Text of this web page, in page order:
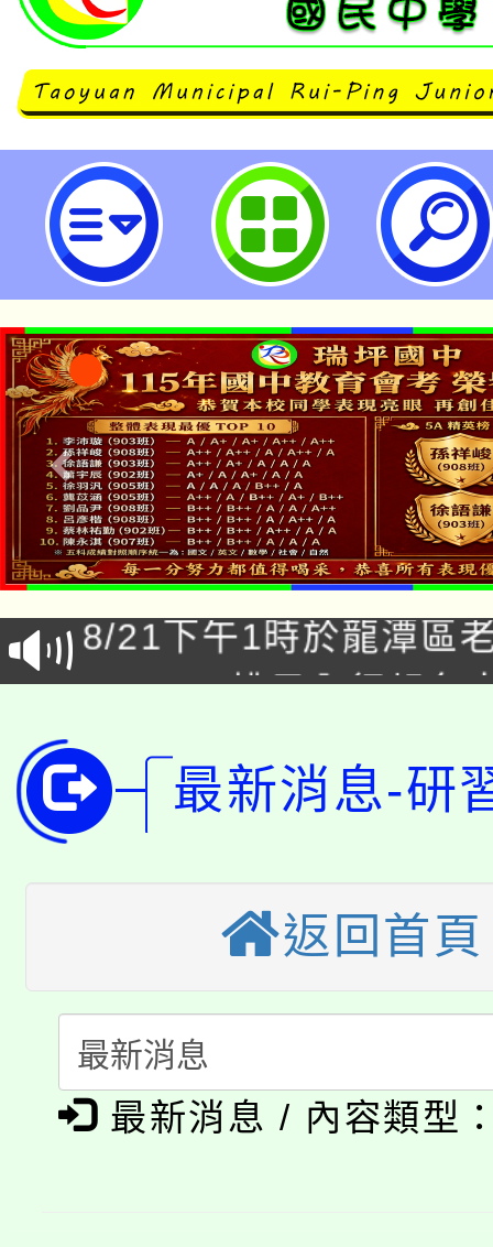
大成自造教育及科技中心辦理114
習-桃園市立瑞坪國民中學
「本色祭」8/29、30在
場熱烈登場!
8/21下午1時於龍潭區
徵才活動。
YOUNG桃局內行報名
開!
115年桃園市運動會8/
田徑場及游泳池舉行。
桃園市低收入戶享有免
視費優惠，中低收入戶
半價優惠，詳情可洽有
者。
大園自造教育及科技中
份教師增能研習
大溪自造教育及科技
份教師研習
淨零綠生活教案入校路
會
115年食農教育專業人
程
「本色祭」8/29、30在
最新消息-研
返回首頁
最新消息 / 內容類型